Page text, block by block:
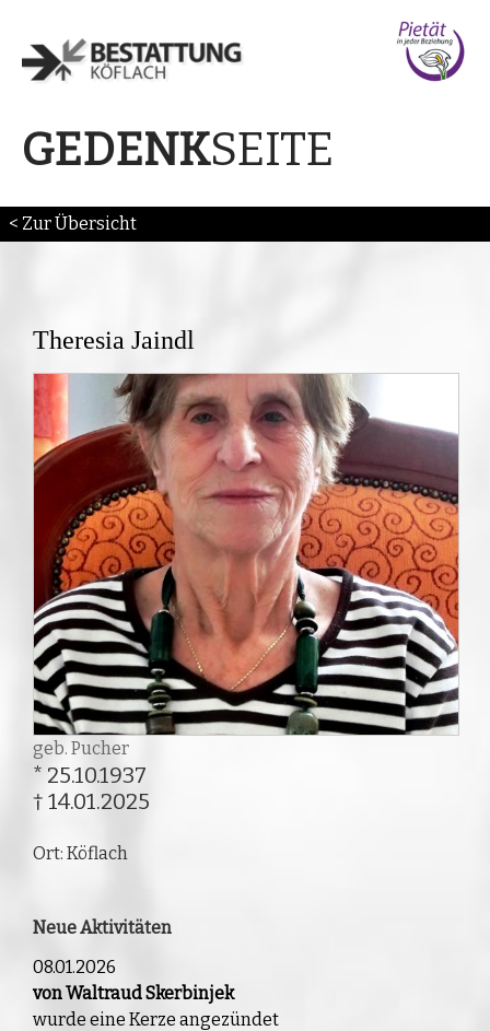
GEDENKSEITE
< Zur Übersicht
Theresia Jaindl
geb. Pucher
* 25.10.1937
† 14.01.2025
Ort: Köflach
Neue Aktivitäten
08.01.2026
von Waltraud Skerbinjek
wurde eine Kerze angezündet